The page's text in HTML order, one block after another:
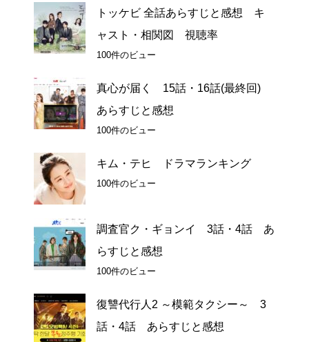
トッケビ 全話あらすじと感想 キ
ャスト・相関図 視聴率
100件のビュー
真心が届く 15話・16話(最終回)
あらすじと感想
100件のビュー
キム・テヒ ドラマランキング
100件のビュー
調査官ク・ギョンイ 3話・4話 あ
らすじと感想
100件のビュー
復讐代行人2 ～模範タクシー～ 3
話・4話 あらすじと感想